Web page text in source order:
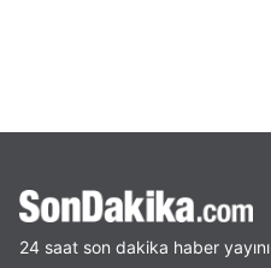
24 saat son dakika haber yayını